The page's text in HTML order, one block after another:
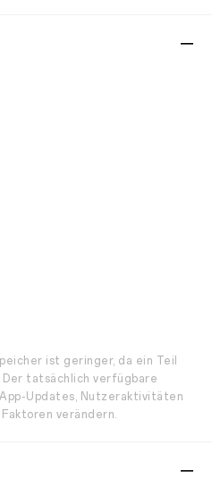
ist geringer, da ein Teil
tatsächlich verfügbare
Updates, Nutzeraktivitäten
verändern.